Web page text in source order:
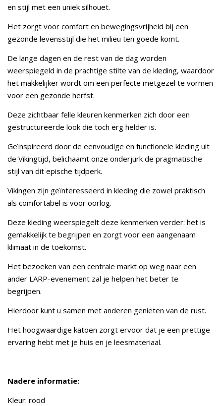
en stijl met een uniek silhouet.
Het zorgt voor comfort en bewegingsvrijheid bij een
gezonde levensstijl die het milieu ten goede komt.
De lange dagen en de rest van de dag worden
weerspiegeld in de prachtige stilte van de kleding, waardoor
het makkelijker wordt om een perfecte metgezel te vormen
voor een gezonde herfst.
Deze zichtbaar felle kleuren kenmerken zich door een
gestructureerde look die toch erg helder is.
Geïnspireerd door de eenvoudige en functionele kleding uit
de Vikingtijd, belichaamt onze onderjurk de pragmatische
stijl van dit epische tijdperk.
Vikingen zijn geïnteresseerd in kleding die zowel praktisch
als comfortabel is voor oorlog.
Deze kleding weerspiegelt deze kenmerken verder: het is
gemakkelijk te begrijpen en zorgt voor een aangenaam
klimaat in de toekomst.
Het bezoeken van een centrale markt op weg naar een
ander LARP-evenement zal je helpen het beter te
begrijpen.
Hierdoor kunt u samen met anderen genieten van de rust.
Het hoogwaardige katoen zorgt ervoor dat je een prettige
ervaring hebt met je huis en je leesmateriaal.
Nadere informatie:
Kleur: rood